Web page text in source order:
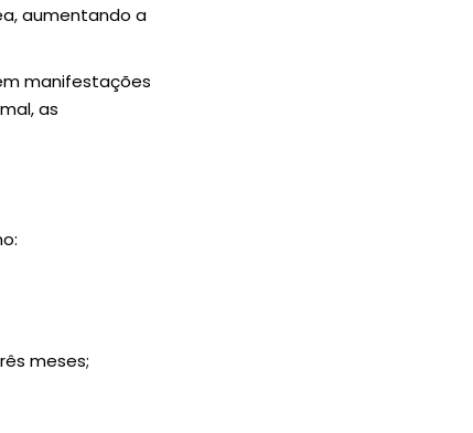
aumentando a
manifestações
as
meses;